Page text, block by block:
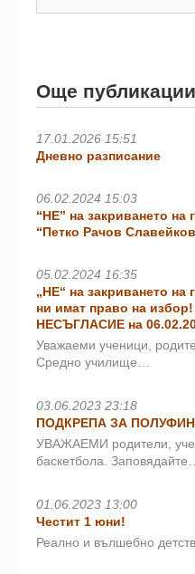
Още публикации
17.01.2026 15:51
Дневно разписание
06.02.2024 15:03
“НЕ” на закриването на
“Петко Рачов
05.02.2024 16:35
„НЕ“ на закриването на
ни имат право на
НЕСЪГЛАСИЕ на
Уважаеми ученици,
Средно училище…
03.06.2023 23:18
ПОДКРЕПА ЗА
УВАЖАЕМИ родители,
баскетбола. Заповядайте…
01.06.2023 13:00
Честит 1 юни!
Реално и вълшебно